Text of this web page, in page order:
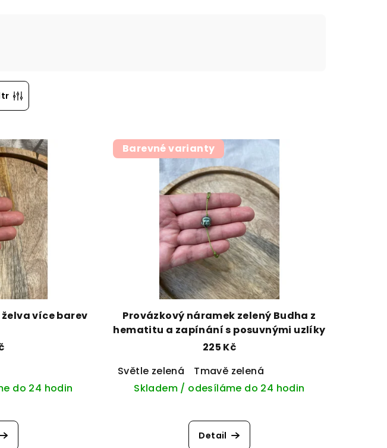
Světle růžová Světle zelená Tmavě zelená
více barev
do 24 hodin
Barevné varianty
Provázkový náramek zelený Budha z
hematitu a zapínání s posuvnými uzlíky
225 Kč
Světle zelená
Tmavě zelená
Skladem / odesíláme do 24 hodin
Detail